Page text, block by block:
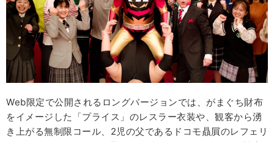
Web限定で公開されるロングバージョンでは、がまぐち財布
をイメージした「プライス」のレスラー衣装や、観客から湧
き上がる無制限コール、2児の父であるドコモ贔屓のレフェリ